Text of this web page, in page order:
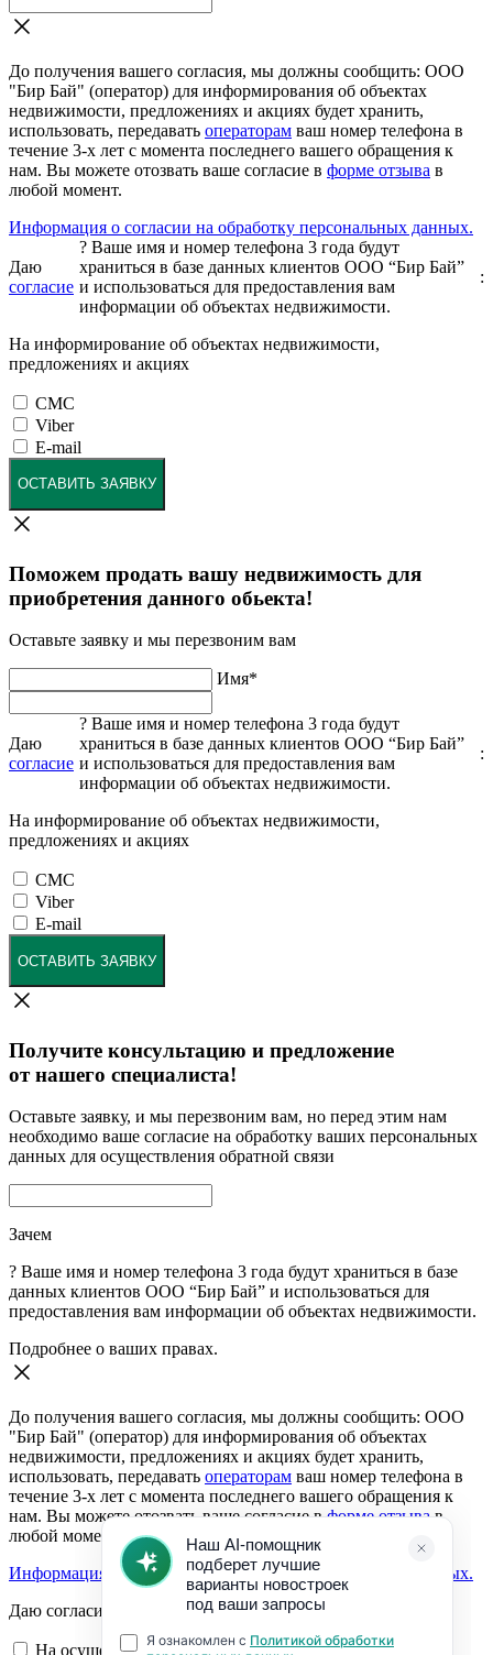
До получения вашего согласия, мы должны сообщить: ООО
"Бир Бай" (оператор) для информирования об объектах
недвижимости, предложениях и акциях будет хранить,
использовать, передавать операторам ваш номер телефона в
течение 3-х лет с момента последнего вашего обращения к
нам. Вы можете отозвать ваше согласие в форме отзыва в
любой момент.
Информация о согласии на обработку персональных данных.
Даю
согласие
? Ваше имя и номер телефона 3 года будут
храниться в базе данных клиентов ООО “Бир Бай”
и использоваться для предоставления вам
информации об объектах недвижимости.
:
На информирование об объектах недвижимости,
предложениях и акциях
СМС
Viber
E-mail
ОСТАВИТЬ ЗАЯВКУ
Поможем продать вашу недвижимость для
приобретения данного обьекта!
Оставьте заявку и мы перезвоним вам
Имя*
Даю
согласие
? Ваше имя и номер телефона 3 года будут
храниться в базе данных клиентов ООО “Бир Бай”
и использоваться для предоставления вам
информации об объектах недвижимости.
:
На информирование об объектах недвижимости,
предложениях и акциях
СМС
Viber
E-mail
ОСТАВИТЬ ЗАЯВКУ
Получите консультацию и предложение
от нашего специалиста!
Оставьте заявку, и мы перезвоним вам, но перед этим нам
необходимо ваше согласие на обработку ваших персональных
данных для осуществления обратной связи
Зачем
? Ваше имя и номер телефона 3 года будут храниться в базе
данных клиентов ООО “Бир Бай” и использоваться для
предоставления вам информации об объектах недвижимости.
Подробнее о ваших правах.
До получения вашего согласия, мы должны сообщить: ООО
"Бир Бай" (оператор) для информирования об объектах
недвижимости, предложениях и акциях будет хранить,
использовать, передавать операторам ваш номер телефона в
течение 3-х лет с момента последнего вашего обращения к
нам. Вы можете отозвать ваше согласие вформе отзывав
любой момент.
Информация о согласии на обработку персональных данных.
Даю согласие:
На осуществление обратной связи